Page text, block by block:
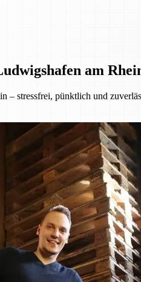
am
– stressfrei, pünktlich und